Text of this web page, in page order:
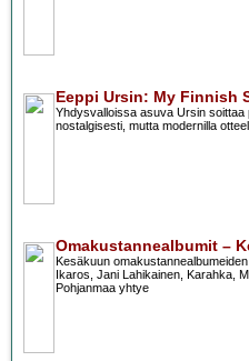
Eeppi Ursin: My Finnish
Yhdysvalloissa asuva Ursin soittaa
nostalgisesti, mutta modernilla
Omakustannealbumit –
Kesäkuun
Ikaros, Jani Lahikainen, Karahka,
Pohjanmaa yhtye